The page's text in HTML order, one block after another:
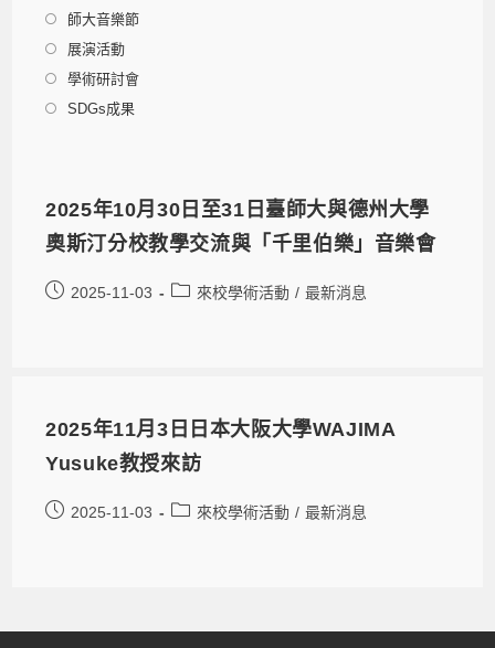
師大音樂節
展演活動
學術研討會
SDGs成果
2025年10月30日至31日臺師大與德州大學
奧斯汀分校教學交流與「千里伯樂」音樂會
2025-11-03 來校學術活動 / 最新消息
2025年11月3日日本大阪大學WAJIMA
Yusuke教授來訪
2025-11-03 來校學術活動 / 最新消息